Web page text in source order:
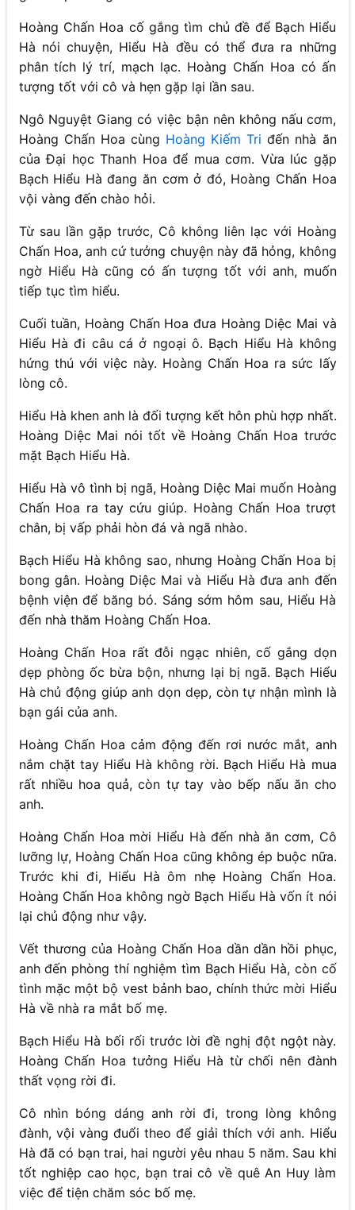
Hoàng Chấn Hoa cố gắng tìm chủ đề để Bạch Hiểu
Hà nói chuyện, Hiểu Hà đều có thể đưa ra những
phân tích lý trí, mạch lạc. Hoàng Chấn Hoa có ấn
tượng tốt với cô và hẹn gặp lại lần sau.
Ngô Nguyệt Giang có việc bận nên không nấu cơm,
Hoàng Chấn Hoa cùng Hoàng Kiếm Tri đến nhà ăn
của Đại học Thanh Hoa để mua cơm. Vừa lúc gặp
Bạch Hiểu Hà đang ăn cơm ở đó, Hoàng Chấn Hoa
vội vàng đến chào hỏi.
Từ sau lần gặp trước, Cô không liên lạc với Hoàng
Chấn Hoa, anh cứ tưởng chuyện này đã hỏng, không
ngờ Hiểu Hà cũng có ấn tượng tốt với anh, muốn
tiếp tục tìm hiểu.
Cuối tuần, Hoàng Chấn Hoa đưa Hoàng Diệc Mai và
Hiểu Hà đi câu cá ở ngoại ô. Bạch Hiểu Hà không
hứng thú với việc này. Hoàng Chấn Hoa ra sức lấy
lòng cô.
Hiểu Hà khen anh là đối tượng kết hôn phù hợp nhất.
Hoàng Diệc Mai nói tốt về Hoàng Chấn Hoa trước
mặt Bạch Hiểu Hà.
Hiểu Hà vô tình bị ngã, Hoàng Diệc Mai muốn Hoàng
Chấn Hoa ra tay cứu giúp. Hoàng Chấn Hoa trượt
chân, bị vấp phải hòn đá và ngã nhào.
Bạch Hiểu Hà không sao, nhưng Hoàng Chấn Hoa bị
bong gân. Hoàng Diệc Mai và Hiểu Hà đưa anh đến
bệnh viện để băng bó. Sáng sớm hôm sau, Hiểu Hà
đến nhà thăm Hoàng Chấn Hoa.
Hoàng Chấn Hoa rất đỗi ngạc nhiên, cố gắng dọn
dẹp phòng ốc bừa bộn, nhưng lại bị ngã. Bạch Hiểu
Hà chủ động giúp anh dọn dẹp, còn tự nhận mình là
bạn gái của anh.
Hoàng Chấn Hoa cảm động đến rơi nước mắt, anh
nắm chặt tay Hiểu Hà không rời. Bạch Hiểu Hà mua
rất nhiều hoa quả, còn tự tay vào bếp nấu ăn cho
anh.
Hoàng Chấn Hoa mời Hiểu Hà đến nhà ăn cơm, Cô
lưỡng lự, Hoàng Chấn Hoa cũng không ép buộc nữa.
Trước khi đi, Hiểu Hà ôm nhẹ Hoàng Chấn Hoa.
Hoàng Chấn Hoa không ngờ Bạch Hiểu Hà vốn ít nói
lại chủ động như vậy.
Vết thương của Hoàng Chấn Hoa dần dần hồi phục,
anh đến phòng thí nghiệm tìm Bạch Hiểu Hà, còn cố
tình mặc một bộ vest bảnh bao, chính thức mời Hiểu
Hà về nhà ra mắt bố mẹ.
Bạch Hiểu Hà bối rối trước lời đề nghị đột ngột này.
Hoàng Chấn Hoa tưởng Hiểu Hà từ chối nên đành
thất vọng rời đi.
Cô nhìn bóng dáng anh rời đi, trong lòng không
đành, vội vàng đuổi theo để giải thích với anh. Hiểu
Hà đã có bạn trai, hai người yêu nhau 5 năm. Sau khi
tốt nghiệp cao học, bạn trai cô về quê An Huy làm
việc để tiện chăm sóc bố mẹ.